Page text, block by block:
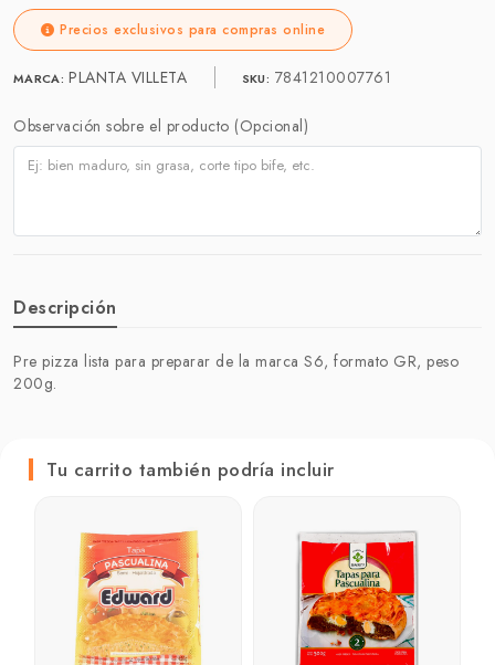
Precios exclusivos para compras online
MARCA: PLANTA VILLETA SKU: 7841210007761
Observación sobre el producto (Opcional)
Descripción
Pre pizza lista para preparar de la marca S6, formato GR, peso
200g.
Tu carrito también podría incluir